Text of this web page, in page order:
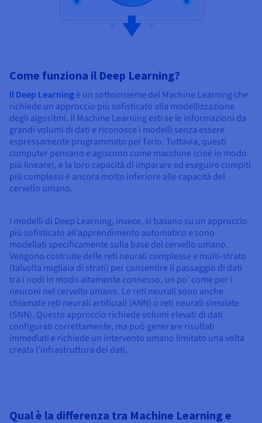
Come funziona il Deep Learning?
Il Deep Learning è un sottoinsieme del Machine Learning che
richiede un approccio più sofisticato alla modellizzazione
degli algoritmi. Il Machine Learning estrae le informazioni da
grandi volumi di dati e riconosce i modelli senza essere
espressamente programmato per farlo. Tuttavia, questi
computer pensano e agiscono come macchine (cioè in modo
più lineare), e la loro capacità di imparare ed eseguire compiti
più complessi è ancora molto inferiore alle capacità del
cervello umano.
I modelli di Deep Learning, invece, si basano su un approccio
più sofisticato all’apprendimento automatico e sono
modellati specificamente sulla base del cervello umano.
Vengono costruite delle reti neurali complesse e multi-strato
(talvolta migliaia di strati) per consentire il passaggio di dati
tra i nodi in modo altamente connesso, un po’ come per i
neuroni nel cervello umano. Le reti neurali sono anche
chiamate reti neurali artificiali (ANN) o reti neurali simulate
(SNN). Questo approccio richiede volumi elevati di dati
configurati correttamente, ma può generare risultati
immediati e richiede un intervento umano limitato una volta
creata l'infrastruttura dei dati.
Qual è la differenza tra Machine Learning e